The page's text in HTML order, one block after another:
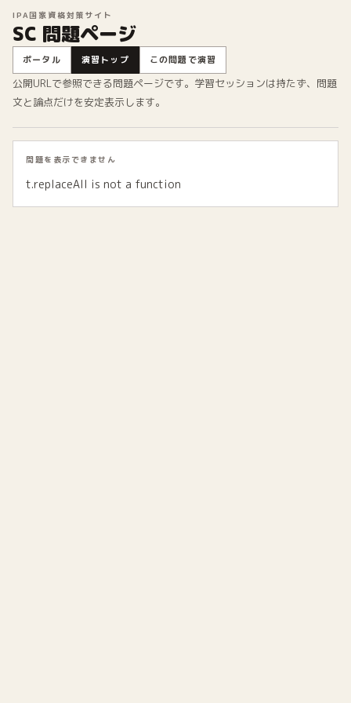
IPA国家資格対策サイト
SC 問題ページ
ポータル 演習トップ この問題で演習
公開URLで参照できる問題ページです。学習セッションは持たず、問題
文と論点だけを安定表示します。
問題を表示できません
t.replaceAll is not a function